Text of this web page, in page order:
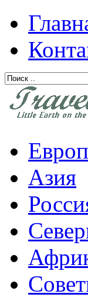
Азия